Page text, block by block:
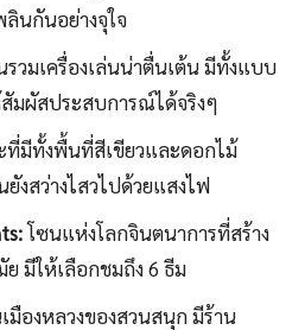
นกันอย่างจุใจ
รวมเครื่องเล่นน่าตื่นเต้น มีทั้งแบบ
มผัสประสบการณ์ได้จริงๆ
มีทั้งพื้นที่สีเขียวและดอกไม้
งสว่างไสวไปด้วยแสงไฟ
โซนแห่งโลกจินตนาการที่สร้าง
มีให้เลือกชมถึง 6 ธีม
มืองหลวงของสวนสนุก มีร้าน